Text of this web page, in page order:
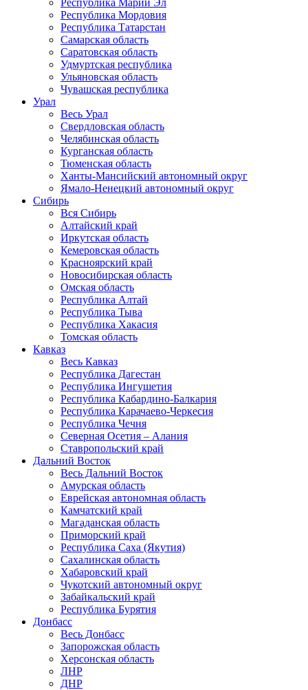
Республика Марий Эл
Республика Мордовия
Республика Татарстан
Самарская область
Саратовская область
Удмуртская республика
Ульяновская область
Чувашская республика
Урал
Весь Урал
Свердловская область
Челябинская область
Курганская область
Тюменская область
Ханты-Мансийский автономный округ
Ямало-Ненецкий автономный округ
Сибирь
Вся Сибирь
Алтайский край
Иркутская область
Кемеровская область
Красноярский край
Новосибирская область
Омская область
Республика Алтай
Республика Тыва
Республика Хакасия
Томская область
Кавказ
Весь Кавказ
Республика Дагестан
Республика Ингушетия
Республика Кабардино-Балкария
Республика Карачаево-Черкесия
Республика Чечня
Северная Осетия – Алания
Ставропольский край
Дальний Восток
Весь Дальний Восток
Амурская область
Еврейская автономная область
Камчатский край
Магаданская область
Приморский край
Республика Саха (Якутия)
Сахалинская область
Хабаровский край
Чукотский автономный округ
Забайкальский край
Республика Бурятия
Донбасс
Весь Донбасс
Запорожская область
Херсонская область
ЛНР
ДНР